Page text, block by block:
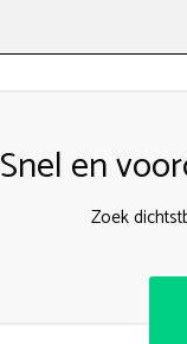
Snel en
Zoek